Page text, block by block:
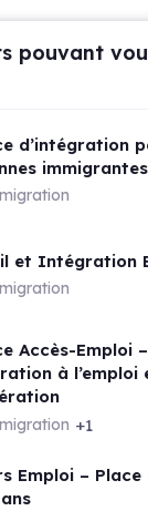
pouvant
d’intégration
immigrantes
et Intégration
Accès-Emploi
à l’emploi
+1
Emploi – Place